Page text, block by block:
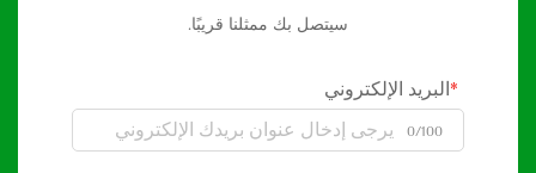
سيتصل بك ممثلنا قريبًا.
البريد الإلكتروني
0/100